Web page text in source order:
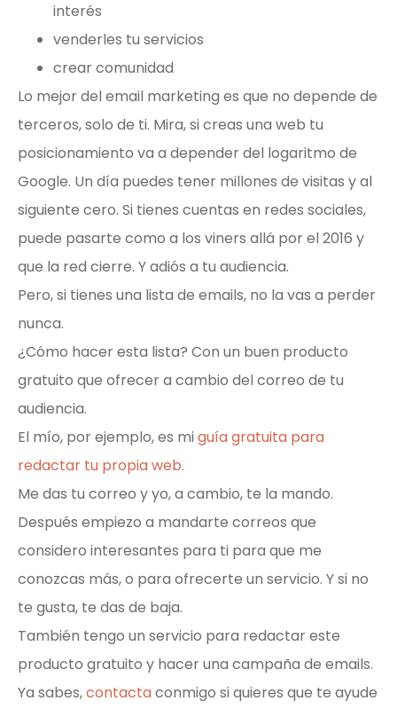
interés
venderles tu servicios
crear comunidad
Lo mejor del email marketing es que no depende de
terceros, solo de ti. Mira, si creas una web tu
posicionamiento va a depender del logaritmo de
Google. Un día puedes tener millones de visitas y al
siguiente cero. Si tienes cuentas en redes sociales,
puede pasarte como a los viners allá por el 2016 y
que la red cierre. Y adiós a tu audiencia.
Pero, si tienes una lista de emails, no la vas a perder
nunca.
¿Cómo hacer esta lista? Con un buen producto
gratuito que ofrecer a cambio del correo de tu
audiencia.
El mío, por ejemplo, es mi guía gratuita para
redactar tu propia web.
Me das tu correo y yo, a cambio, te la mando.
Después empiezo a mandarte correos que
considero interesantes para ti para que me
conozcas más, o para ofrecerte un servicio. Y si no
te gusta, te das de baja.
También tengo un servicio para redactar este
producto gratuito y hacer una campaña de emails.
Ya sabes,contactaconmigo si quieres que te ayude